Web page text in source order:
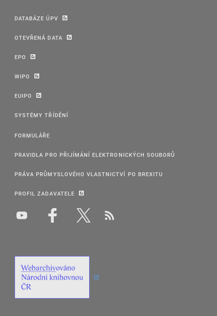
DATABÁZE ÚPV
OTEVŘENÁ DATA
EPO
WIPO
EUIPO
SYSTÉMY TŘÍDĚNÍ
FORMULÁŘE
PRAVIDLA PRO PŘIJÍMÁNÍ ELEKTRONICKÝCH SOUBORŮ
PRÁVA PRŮMYSLOVÉHO VLASTNICTVÍ PO BREXITU
PROFIL ZADAVATELE